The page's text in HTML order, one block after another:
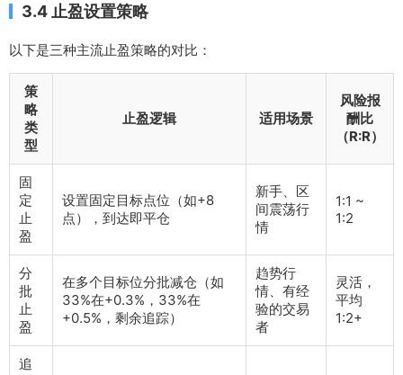
3.4 止盈设置策略
以下是三种主流止盈策略的对比：
策
略
类
型
止盈逻辑 适用场景
风险报
酬比
（R:R）
固
定
止
盈
设置固定目标点位（如+8
点），到达即平仓
新手、区
间震荡行
情
1:1 ~
1:2
分
批
止
盈
在多个目标位分批减仓（如
33%在+0.3%，33%在
+0.5%，剩余追踪）
趋势行
情、有经
验的交易
者
灵活，
平均
1:2+
追